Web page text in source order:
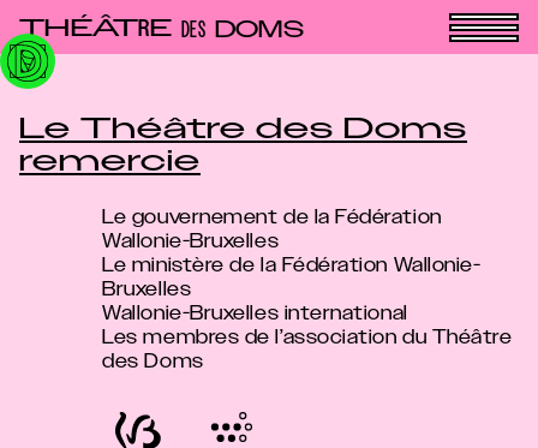
THÉÂTRE DES DOMS
Le Théâtre des Doms
remercie
Le gouvernement de la Fédération
Wallonie-Bruxelles
Le ministère de la Fédération Wallonie-
Bruxelles
Wallonie-Bruxelles international
Les membres de l’association du Théâtre
des Doms
Panneau de gestion des cookies